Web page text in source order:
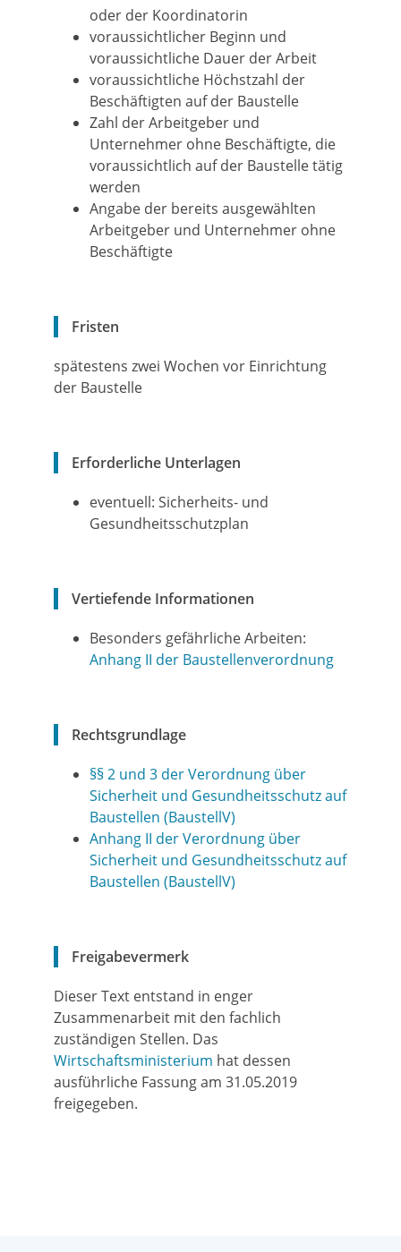
oder der Koordinatorin
voraussichtlicher Beginn und
voraussichtliche Dauer der Arbeit
voraussichtliche Höchstzahl der
Beschäftigten auf der Baustelle
Zahl der Arbeitgeber und
Unternehmer ohne Beschäftigte, die
voraussichtlich auf der Baustelle tätig
werden
Angabe der bereits ausgewählten
Arbeitgeber und Unternehmer ohne
Beschäftigte
Fristen
spätestens zwei Wochen vor Einrichtung
der Baustelle
Erforderliche Unterlagen
eventuell: Sicherheits- und
Gesundheitsschutzplan
Vertiefende Informationen
Besonders gefährliche Arbeiten:
Anhang II der Baustellenverordnung
Rechtsgrundlage
§§ 2 und 3 der Verordnung über
Sicherheit und Gesundheitsschutz auf
Baustellen (BaustellV)
Anhang II der Verordnung über
Sicherheit und Gesundheitsschutz auf
Baustellen (BaustellV)
Freigabevermerk
Dieser Text entstand in enger
Zusammenarbeit mit den fachlich
zuständigen Stellen. Das
Wirtschaftsministerium hat dessen
ausführliche Fassung am 31.05.2019
freigegeben.